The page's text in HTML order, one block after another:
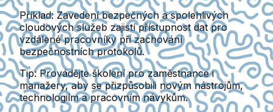
Příklad:Zavedení bezpečných a spolehlivých
cloudových služeb zajistí přístupnost dat pro
vzdálené pracovníky při zachování
bezpečnostních protokolů.
Tip:Provádějte školení pro zaměstnance i
manažery, aby se přizpůsobili novým nástrojům,
technologiím a pracovním návykům.